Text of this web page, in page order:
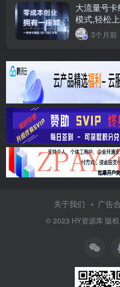
大流量号
模式,轻松
3个月前
关于我们 广告
© 2023 HY资源库版